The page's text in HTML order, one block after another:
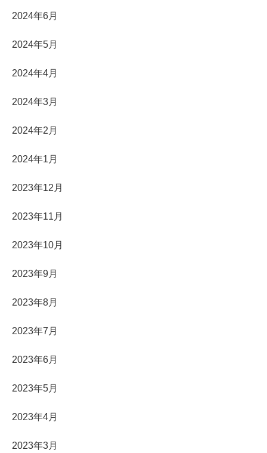
2024年6月
2024年5月
2024年4月
2024年3月
2024年2月
2024年1月
2023年12月
2023年11月
2023年10月
2023年9月
2023年8月
2023年7月
2023年6月
2023年5月
2023年4月
2023年3月